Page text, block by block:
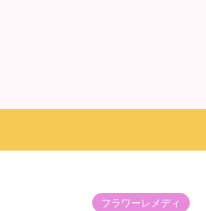
フラワーレメディ